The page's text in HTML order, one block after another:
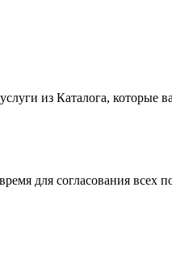
из Каталога, которые
для согласования всех